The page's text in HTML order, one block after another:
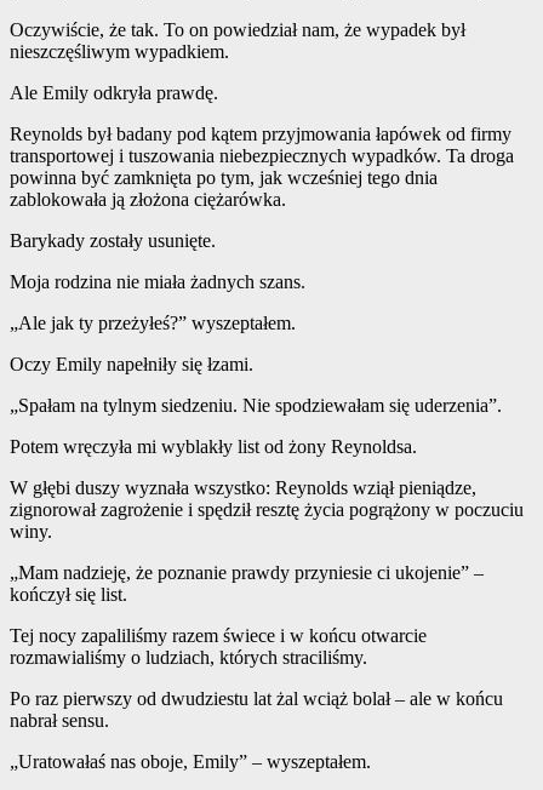
Oczywiście, że tak. To on powiedział nam, że wypadek był
nieszczęśliwym wypadkiem.
Ale Emily odkryła prawdę.
Reynolds był badany pod kątem przyjmowania łapówek od firmy
transportowej i tuszowania niebezpiecznych wypadków. Ta droga
powinna być zamknięta po tym, jak wcześniej tego dnia
zablokowała ją złożona ciężarówka.
Barykady zostały usunięte.
Moja rodzina nie miała żadnych szans.
„Ale jak ty przeżyłeś?” wyszeptałem.
Oczy Emily napełniły się łzami.
„Spałam na tylnym siedzeniu. Nie spodziewałam się uderzenia”.
Potem wręczyła mi wyblakły list od żony Reynoldsa.
W głębi duszy wyznała wszystko: Reynolds wziął pieniądze,
zignorował zagrożenie i spędził resztę życia pogrążony w poczuciu
winy.
„Mam nadzieję, że poznanie prawdy przyniesie ci ukojenie” –
kończył się list.
Tej nocy zapaliliśmy razem świece i w końcu otwarcie
rozmawialiśmy o ludziach, których straciliśmy.
Po raz pierwszy od dwudziestu lat żal wciąż bolał – ale w końcu
nabrał sensu.
„Uratowałaś nas oboje, Emily” – wyszeptałem.